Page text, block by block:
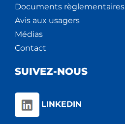
Documents règlementaires
Avis aux usagers
Médias
Contact
SUIVEZ-NOUS
LINKEDIN